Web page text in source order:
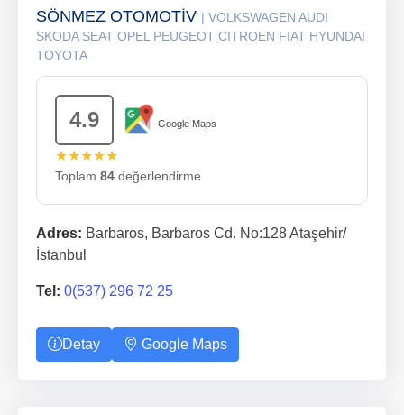
SÖNMEZ OTOMOTİV | VOLKSWAGEN AUDI
SKODA SEAT OPEL PEUGEOT CITROEN FIAT HYUNDAI
TOYOTA
4.9 Google Maps
★★★★★
Toplam 84 değerlendirme
Adres: Barbaros, Barbaros Cd. No:128 Ataşehir/
İstanbul
Tel: 0(537) 296 72 25
Detay Google Maps